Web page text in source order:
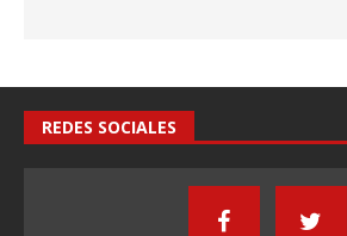
REDES SOCIALES